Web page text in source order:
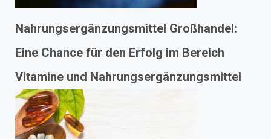
Nahrungsergänzungsmittel Großhandel:
Eine Chance für den Erfolg im Bereich
Vitamine und Nahrungsergänzungsmittel